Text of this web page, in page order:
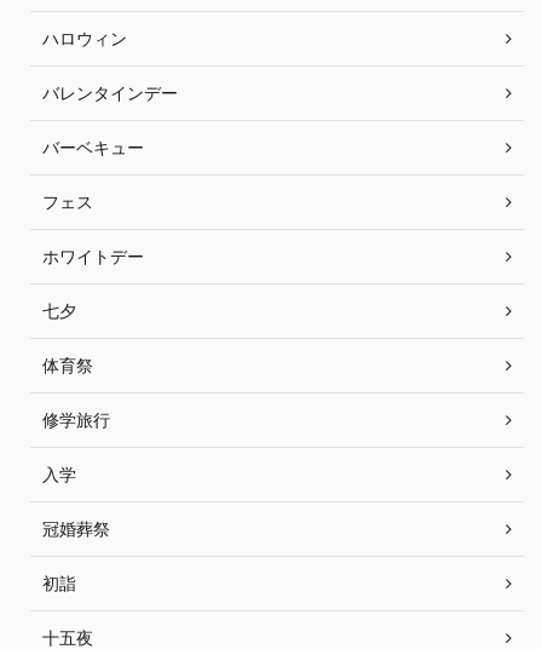
ハロウィン
バレンタインデー
バーベキュー
フェス
ホワイトデー
七夕
体育祭
修学旅行
入学
冠婚葬祭
初詣
十五夜